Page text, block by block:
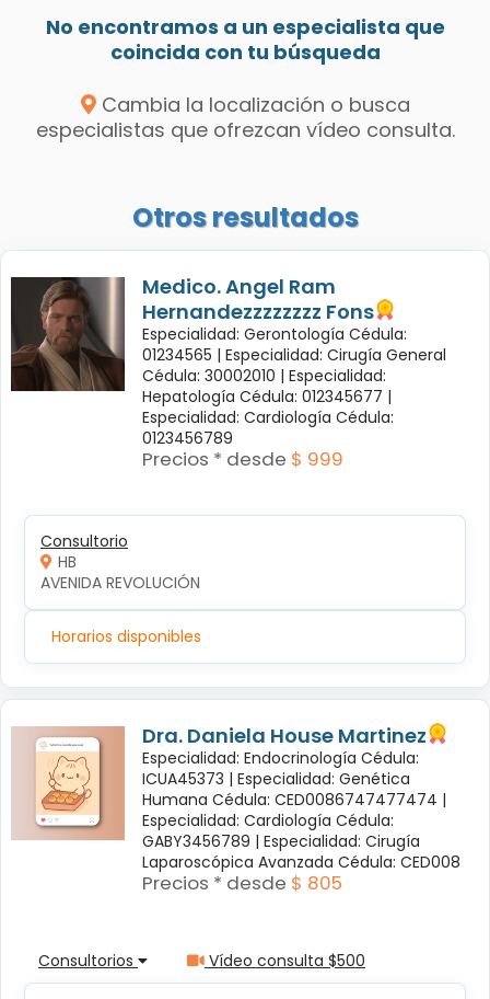
No encontramos a un especialista que
coincida con tu búsqueda
Cambia la localización o busca
especialistas que ofrezcan vídeo consulta.
Otros resultados
Medico. Angel Ram
Hernandezzzzzzzz Fons
Especialidad: Gerontología Cédula:
01234565 | Especialidad: Cirugía General
Cédula: 30002010 | Especialidad:
Hepatología Cédula: 012345677 |
Especialidad: Cardiología Cédula:
0123456789
Precios * desde $ 999
Consultorio
HB
AVENIDA REVOLUCIÓN
Horarios disponibles
Dra. Daniela House Martinez
Especialidad: Endocrinología Cédula:
ICUA45373 | Especialidad: Genética
Humana Cédula: CED0086747477474 |
Especialidad: Cardiología Cédula:
GABY3456789 | Especialidad: Cirugía
Laparoscópica Avanzada Cédula: CED008
Precios * desde $ 805
Consultorios Vídeo consulta $500